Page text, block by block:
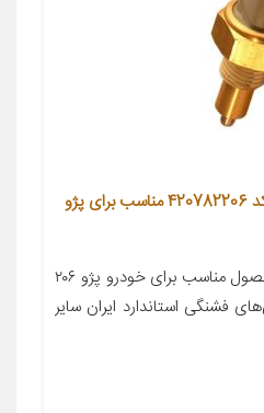
فشنگی دنده عقب فرانتک کد 420782206 مناسب برای پژو
معرفی محصول جزئیات محصول مناسب برای خودرو پژو ۲۰۶
۱ ویژگی‌های فشنگی استاندارد ایران سایر